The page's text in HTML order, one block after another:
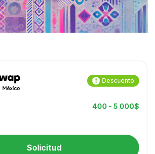
Descuento
400 - 5 000$
Solicitud